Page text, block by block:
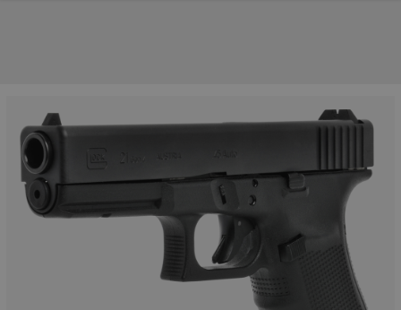
UNSERE TOP-MARKEN